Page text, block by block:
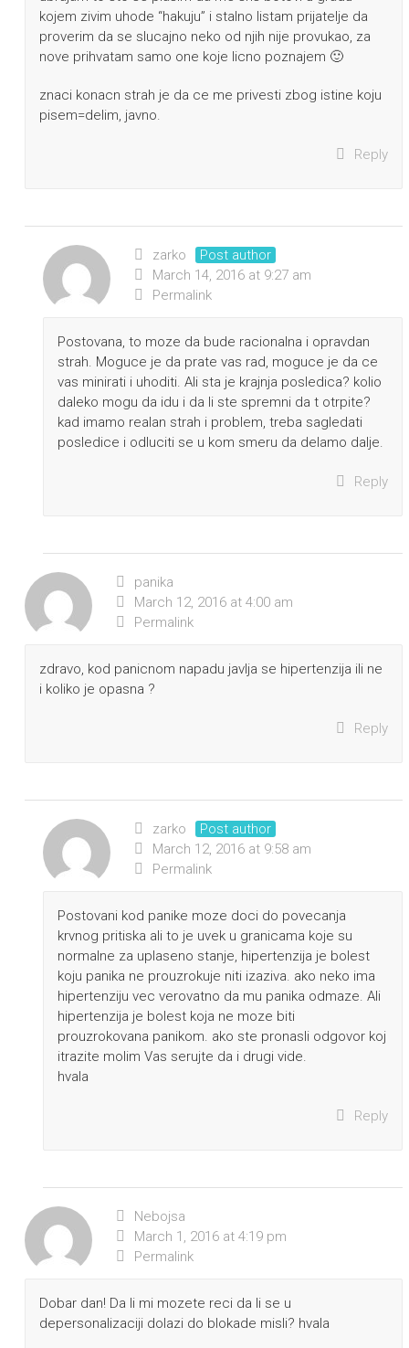
kojem zivim uhode “hakuju” i stalno listam prijatelje da
proverim da se slucajno neko od njih nije provukao, za
nove prihvatam samo one koje licno poznajem 🙂
znaci konacn strah je da ce me privesti zbog istine koju
pisem=delim, javno.
Reply
zarko
Post author
March 14, 2016 at 9:27 am
Permalink
Postovana, to moze da bude racionalna i opravdan
strah. Moguce je da prate vas rad, moguce je da ce
vas minirati i uhoditi. Ali sta je krajnja posledica? kolio
daleko mogu da idu i da li ste spremni da t otrpite?
kad imamo realan strah i problem, treba sagledati
posledice i odluciti se u kom smeru da delamo dalje.
Reply
panika
March 12, 2016 at 4:00 am
Permalink
zdravo, kod panicnom napadu javlja se hipertenzija ili ne
i koliko je opasna ?
Reply
zarko
Post author
March 12, 2016 at 9:58 am
Permalink
Postovani kod panike moze doci do povecanja
krvnog pritiska ali to je uvek u granicama koje su
normalne za uplaseno stanje, hipertenzija je bolest
koju panika ne prouzrokuje niti izaziva. ako neko ima
hipertenziju vec verovatno da mu panika odmaze. Ali
hipertenzija je bolest koja ne moze biti
prouzrokovana panikom. ako ste pronasli odgovor koj
itrazite molim Vas serujte da i drugi vide.
hvala
Reply
Nebojsa
March 1, 2016 at 4:19 pm
Permalink
Dobar dan! Da li mi mozete reci da li se u
depersonalizaciji dolazi do blokade misli? hvala